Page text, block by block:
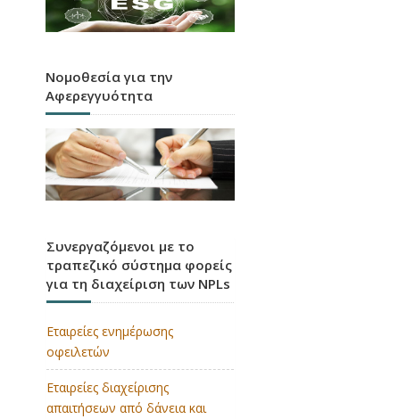
Νομοθεσία για την
Αφερεγγυότητα
Συνεργαζόμενοι με το
τραπεζικό σύστημα φορείς
για τη διαχείριση των NPLs
Εταιρείες ενημέρωσης
οφειλετών
Εταιρείες διαχείρισης
απαιτήσεων από δάνεια και